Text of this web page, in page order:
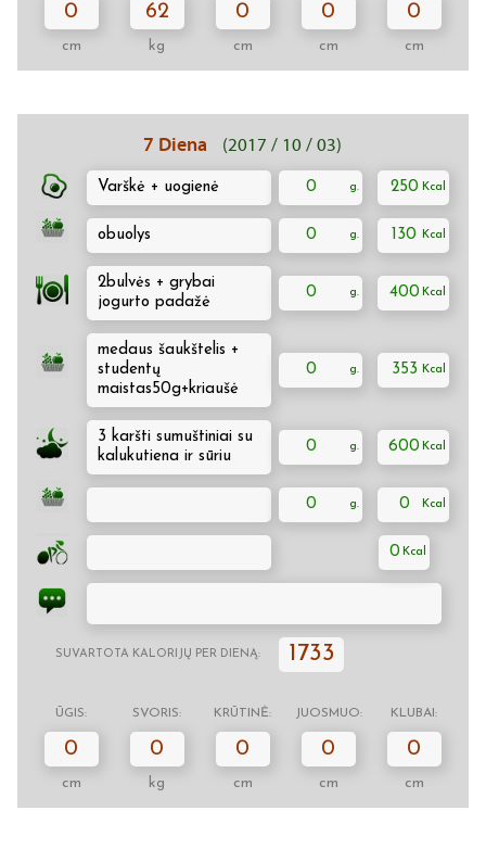
0
cm
62
kg
0
cm
0
cm
0
cm
7 Diena (2017 / 10 / 03)
Varškė + uogienė 0 250
obuolys 0 130
2bulvės + grybai
jogurto padažė
0 400
medaus šaukštelis +
studentų
maistas50g+kriaušė
0 353
3 karšti sumuštiniai su
kalukutiena ir sūriu
0 600
0 0
0
SUVARTOTA KALORIJŲ PER DIENĄ: 1733
ŪGIS: SVORIS: KRŪTINĖ: JUOSMUO: KLUBAI:
0
cm
0
kg
0
cm
0
cm
0
cm